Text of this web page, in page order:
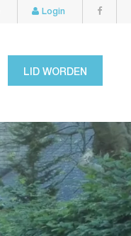
Login
LID WORDEN